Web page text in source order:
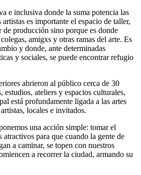
e inclusiva donde la suma potencia las
es importante el espacio de taller,
de producción sino porque es donde
amigxs y otras ramas del arte. Es
y donde, ante determinadas
y sociales, se puede encontrar refugio
abrieron al público cerca de 30
estudios, ateliers y espacios culturales,
está profundamente ligada a las artes
locales e invitados.
una acción simple: tomar el
para que cuando la gente de
a caminar, se topen con nuestros
a recorrer la ciudad, armando su